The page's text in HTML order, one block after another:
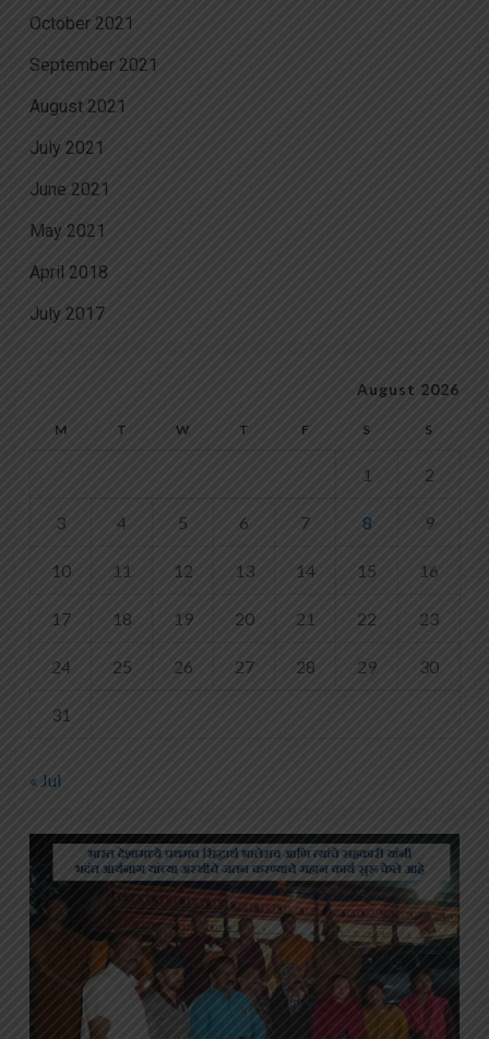
October 2021
September 2021
August 2021
July 2021
June 2021
May 2021
April 2018
July 2017
August 2026
M T W T F S S
1 2
3 4 5 6 7 8 9
10 11 12 13 14 15 16
17 18 19 20 21 22 23
24 25 26 27 28 29 30
31
« Jul